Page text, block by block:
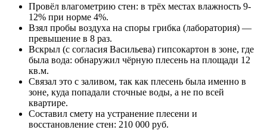
Провёл влагометрию стен: в трёх местах влажность 9-
12% при норме 4%.
Взял пробы воздуха на споры грибка (лаборатория) —
превышение в 8 раз.
Вскрыл (с согласия Васильева) гипсокартон в зоне, где
была вода: обнаружил чёрную плесень на площади 12
кв.м.
Связал это с заливом, так как плесень была именно в
зоне, куда попадали сточные воды, а не по всей
квартире.
Составил смету на устранение плесени и
восстановление стен: 210 000 руб.